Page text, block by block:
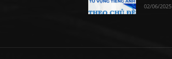
02/06/2025